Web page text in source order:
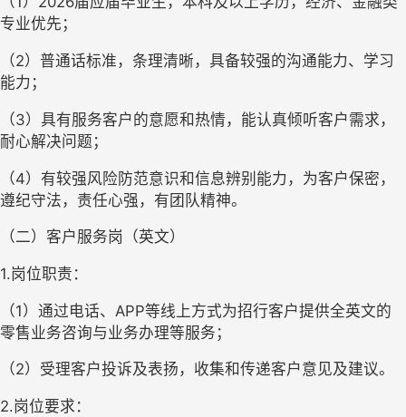
专业优先；
（2）普通话标准，条理清晰，具备较强的沟通能力、学习
能力；
（3）具有服务客户的意愿和热情，能认真倾听客户需求，
耐心解决问题；
（4）有较强风险防范意识和信息辨别能力，为客户保密，
遵纪守法，责任心强，有团队精神。
（二）客户服务岗（英文）
1.岗位职责：
（1）通过电话、APP等线上方式为招行客户提供全英文的
零售业务咨询与业务办理等服务；
（2）受理客户投诉及表扬，收集和传递客户意见及建议。
2.岗位要求：